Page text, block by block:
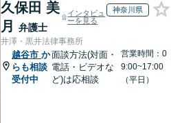
久保田 美
月
弁護士
インタビュ
ーを見る
神奈川県
井澤・黒井法律事務所
越谷市 か
らも相談
受付中
面談方法(対面・
電話・ビデオな
ど)は応相談
営業時間：0
9:00~17:00
（平日）